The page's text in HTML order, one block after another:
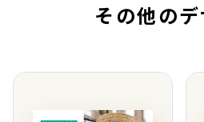
その他の